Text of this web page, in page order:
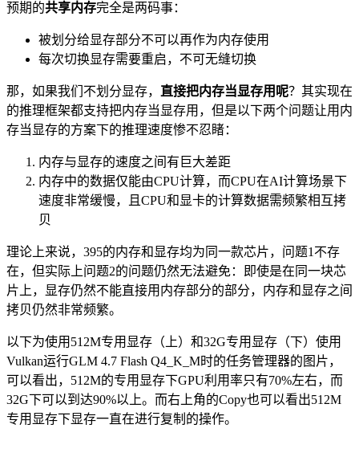
预期的共享内存完全是两码事：
被划分给显存部分不可以再作为内存使用
每次切换显存需要重启，不可无缝切换
那，如果我们不划分显存， 直接把内存当显存用呢？其实现在
的推理框架都支持把内存当显存用，但是以下两个问题让用内
存当显存的方案下的推理速度惨不忍睹：
内存与显存的速度之间有巨大差距
内存中的数据仅能由CPU计算，而CPU在AI计算场景下
速度非常缓慢，且CPU和显卡的计算数据需频繁相互拷
贝
理论上来说，395的内存和显存均为同一款芯片，问题1不存
在，但实际上问题2的问题仍然无法避免：即使是在同一块芯
片上，显存仍然不能直接用内存部分的部分，内存和显存之间
拷贝仍然非常频繁。
以下为使用512M专用显存（上）和32G专用显存（下）使用
Vulkan运行GLM 4.7 Flash Q4_K_M时的任务管理器的图片，
可以看出，512M的专用显存下GPU利用率只有70%左右，而
32G下可以到达90%以上。而右上角的Copy也可以看出512M
专用显存下显存一直在进行复制的操作。